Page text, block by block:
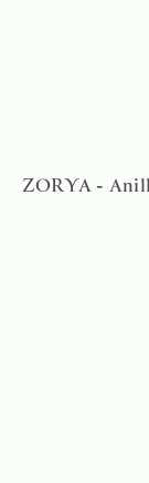
ZORYA -